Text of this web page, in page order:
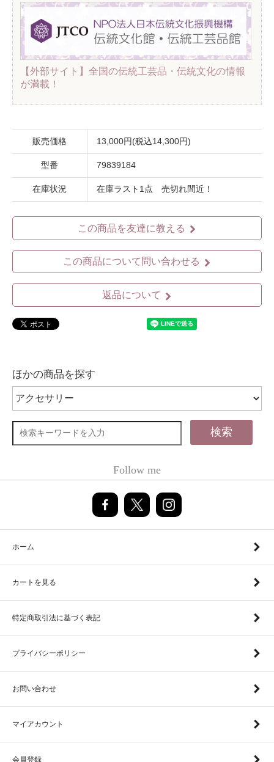
【外部サイト】全国の伝統工芸品・伝統文化の情報
が満載！
販売価格 13,000円(税込14,300円)
型番 79839184
在庫状況 在庫ラスト1点 売切れ間近！
この商品を友達に教える
この商品について問い合わせる
返品について
ほかの商品を探す
検索
Follow me
ホーム
カートを見る
特定商取引法に基づく表記
プライバシーポリシー
お問い合わせ
マイアカウント
会員登録